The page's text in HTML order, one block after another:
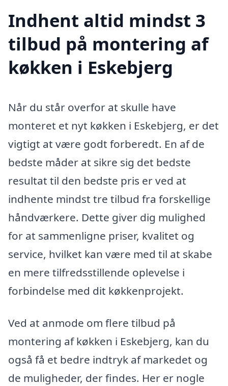
Indhent altid mindst 3
tilbud på montering af
køkken i Eskebjerg
Når du står overfor at skulle have
monteret et nyt køkken i Eskebjerg, er det
vigtigt at være godt forberedt. En af de
bedste måder at sikre sig det bedste
resultat til den bedste pris er ved at
indhente mindst tre tilbud fra forskellige
håndværkere. Dette giver dig mulighed
for at sammenligne priser, kvalitet og
service, hvilket kan være med til at skabe
en mere tilfredsstillende oplevelse i
forbindelse med dit køkkenprojekt.
Ved at anmode om flere tilbud på
montering af køkken i Eskebjerg, kan du
også få et bedre indtryk af markedet og
de muligheder, der findes. Her er nogle